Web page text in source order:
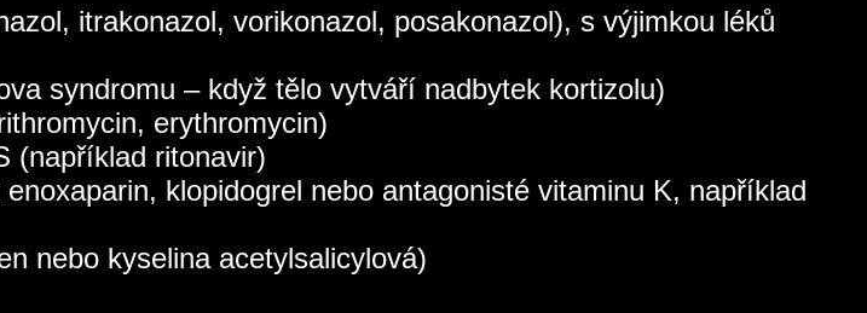
itrakonazol, vorikonazol, posakonazol), s výjimkou léků
syndromu – když tělo vytváří nadbytek kortizolu)
erythromycin)
(například ritonavir)
klopidogrel nebo antagonisté vitaminu K, například
nebo kyselina acetylsalicylová)